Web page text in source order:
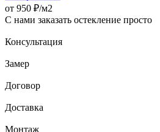
от 950 ₽/м2
С нами заказать остекление просто
Консультация
Замер
Договор
Доставка
Монтаж